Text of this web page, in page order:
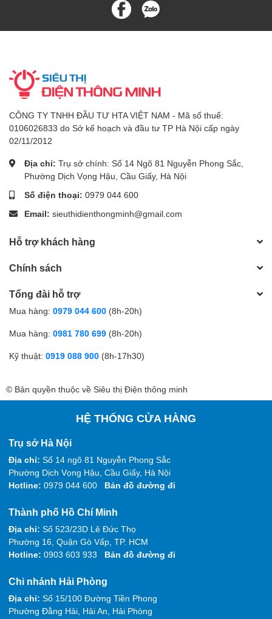
CÔNG TY TNHH ĐẦU TƯ HTA VIỆT NAM - Mã số thuế:
0106026833 do Sở kế hoạch và đầu tư TP Hà Nội cấp ngày
02/11/2012
Địa chỉ: Trụ sở chính: Số 14 Ngõ 81 Nguyễn Phong Sắc,
Phường Dịch Vọng Hậu, Cầu Giấy, Hà Nội
Số điện thoại: 0979 044 600
Email: sieuthidienthongminh@gmail.com
Hỗ trợ khách hàng
Chính sách
Tổng đài hỗ trợ
Mua hàng: 0979 044 600 (8h-20h)
Mua hàng: 0981 780 699 (8h-20h)
Kỹ thuật: 0919 088 900 (8h-17h30)
© Bản quyền thuộc về Siêu thị Điện thông minh
HỆ THỐNG CỬA HÀNG
Trụ sở Hà Nội
Địa chỉ: Số 14 ngõ 81 Nguyễn Phong Sắc
Phường Dịch Vọng Hậu, Cầu Giấy, Hà Nội
Hotline: 0979 044 600 Bản đồ đường đi
Thành phố Hồ Chí Minh
Địa chỉ: Số 523/23D Lê Đức Thọ
Phường 16, Quận Gò Vấp, TP. HCM
Hotline: 0903 603 933 Bản đồ đường đi
Chi nhánh Hải Phòng
Địa chỉ: Số 15/100 Đường Tiền Phong
Phường Đằng Hải, Hải An, Hải Phòng